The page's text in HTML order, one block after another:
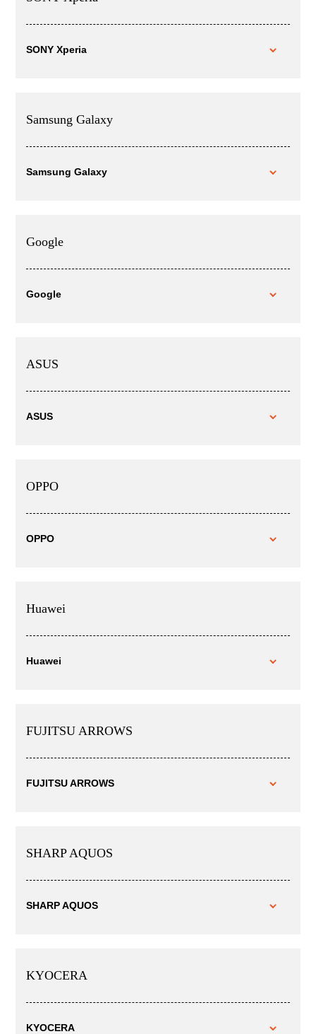
SONY Xperia
Samsung Galaxy
Samsung Galaxy
Google
Google
ASUS
ASUS
OPPO
OPPO
Huawei
Huawei
FUJITSU ARROWS
FUJITSU ARROWS
SHARP AQUOS
SHARP AQUOS
KYOCERA
KYOCERA